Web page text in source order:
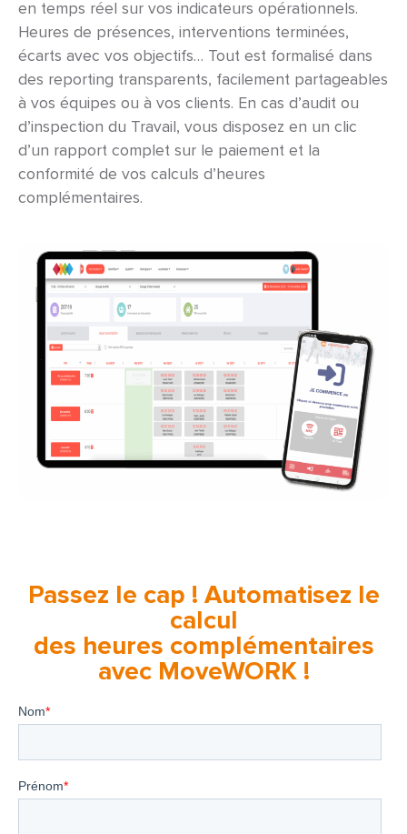
en temps réel sur vos indicateurs opérationnels.
Heures de présences, interventions terminées,
écarts avec vos objectifs… Tout est formalisé dans
des reporting transparents, facilement partageables
à vos équipes ou à vos clients. En cas d’audit ou
d’inspection du Travail, vous disposez en un clic
d’un rapport complet sur le paiement et la
conformité de vos calculs d’heures
complémentaires.
Passez le cap ! Automatisez le
calcul
des heures complémentaires
avec MoveWORK !